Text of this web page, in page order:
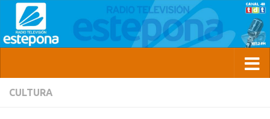
CULTURA